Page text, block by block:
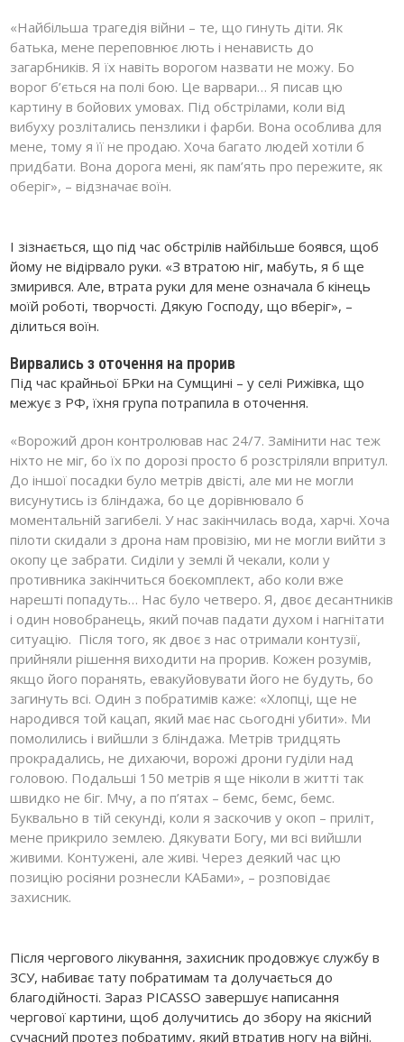
«Найбільша трагедія війни – те, що гинуть діти. Як
батька, мене переповнює лють і ненависть до
загарбників. Я їх навіть ворогом назвати не можу. Бо
ворог б’ється на полі бою. Це варвари… Я писав цю
картину в бойових умовах. Під обстрілами, коли від
вибуху розлітались пензлики і фарби. Вона особлива для
мене, тому я її не продаю. Хоча багато людей хотіли б
придбати. Вона дорога мені, як пам’ять про пережите, як
оберіг», – відзначає воїн.
І зізнається, що під час обстрілів найбільше боявся, щоб
йому не відірвало руки. «З втратою ніг, мабуть, я б ще
змирився. Але, втрата руки для мене означала б кінець
моїй роботі, творчості. Дякую Господу, що вберіг», –
ділиться воїн.
Вирвались з оточення на прорив
Під час крайньої БРки на Сумщині – у селі Рижівка, що
межує з РФ, їхня група потрапила в оточення.
«Ворожий дрон контролював нас 24/7. Замінити нас теж
ніхто не міг, бо їх по дорозі просто б розстріляли впритул.
До іншої посадки було метрів двісті, але ми не могли
висунутись із бліндажа, бо це дорівнювало б
моментальній загибелі. У нас закінчилась вода, харчі. Хоча
пілоти скидали з дрона нам провізію, ми не могли вийти з
окопу це забрати. Сиділи у землі й чекали, коли у
противника закінчиться боєкомплект, або коли вже
нарешті попадуть… Нас було четверо. Я, двоє десантників
і один новобранець, який почав падати духом і нагнітати
ситуацію. Після того, як двоє з нас отримали контузії,
прийняли рішення виходити на прорив. Кожен розумів,
якщо його поранять, евакуйовувати його не будуть, бо
загинуть всі. Один з побратимів каже: «Хлопці, ще не
народився той кацап, який має нас сьогодні убити». Ми
помолились і вийшли з бліндажа. Метрів тридцять
прокрадались, не дихаючи, ворожі дрони гуділи над
головою. Подальші 150 метрів я ще ніколи в житті так
швидко не біг. Мчу, а по п’ятах – бемс, бемс, бемс.
Буквально в тій секунді, коли я заскочив у окоп – приліт,
мене прикрило землею. Дякувати Богу, ми всі вийшли
живими. Контужені, але живі. Через деякий час цю
позицію росіяни рознесли КАБами», – розповідає
захисник.
Після чергового лікування, захисник продовжує службу в
ЗСУ, набиває тату побратимам та долучається до
благодійності. Зараз PICАSSO завершує написання
чергової картини, щоб долучитись до збору на якісний
сучасний протез побратиму, який втратив ногу на війні.